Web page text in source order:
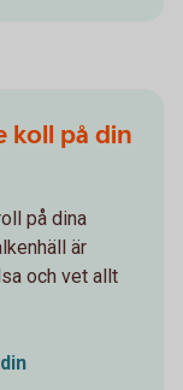
på din
på dina
är
och vet allt